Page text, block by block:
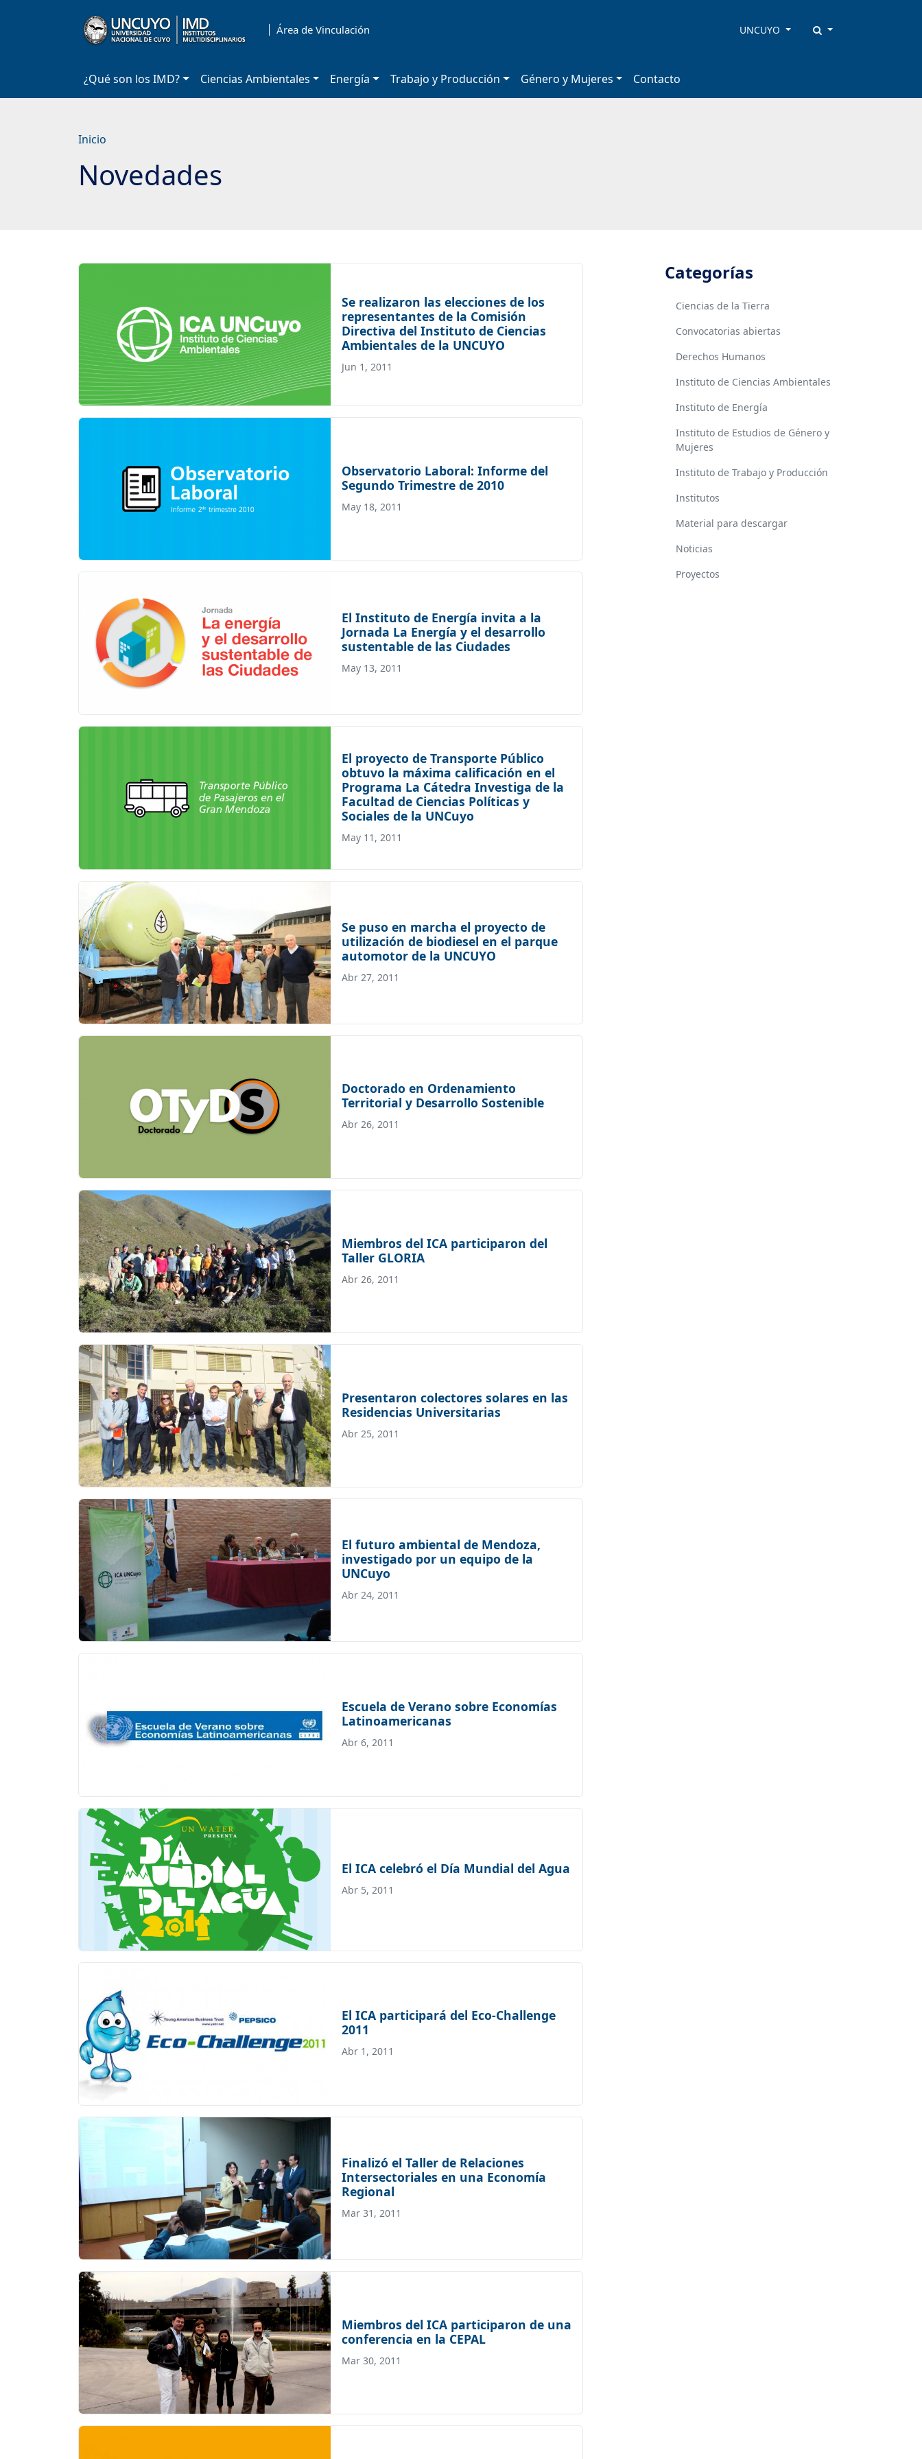
Área de Vinculación UNCUYO
¿Qué son los IMD? Ciencias Ambientales Energía Trabajo y Producción Género y Mujeres Contacto
Inicio
Novedades
Se realizaron las elecciones de los
representantes de la Comisión
Directiva del Instituto de Ciencias
Ambientales de la UNCUYO
Jun 1, 2011
Observatorio Laboral: Informe del
Segundo Trimestre de 2010
May 18, 2011
El Instituto de Energía invita a la
Jornada La Energía y el desarrollo
sustentable de las Ciudades
May 13, 2011
El proyecto de Transporte Público
obtuvo la máxima calificación en el
Programa La Cátedra Investiga de la
Facultad de Ciencias Políticas y
Sociales de la UNCuyo
May 11, 2011
Se puso en marcha el proyecto de
utilización de biodiesel en el parque
automotor de la UNCUYO
Abr 27, 2011
Doctorado en Ordenamiento
Territorial y Desarrollo Sostenible
Abr 26, 2011
Miembros del ICA participaron del
Taller GLORIA
Abr 26, 2011
Presentaron colectores solares en las
Residencias Universitarias
Abr 25, 2011
El futuro ambiental de Mendoza,
investigado por un equipo de la
UNCuyo
Abr 24, 2011
Escuela de Verano sobre Economías
Latinoamericanas
Abr 6, 2011
El ICA celebró el Día Mundial del Agua
Abr 5, 2011
El ICA participará del Eco-Challenge
2011
Abr 1, 2011
Finalizó el Taller de Relaciones
Intersectoriales en una Economía
Regional
Mar 31, 2011
Miembros del ICA participaron de una
conferencia en la CEPAL
Mar 30, 2011
Categorías
Ciencias de la Tierra
Convocatorias abiertas
Derechos Humanos
Instituto de Ciencias Ambientales
Instituto de Energía
Instituto de Estudios de Género y
Mujeres
Instituto de Trabajo y Producción
Institutos
Material para descargar
Noticias
Proyectos